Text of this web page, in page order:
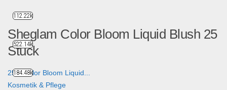
Sheglam Color Bloom Liquid Blush 25
Stück
25 x Color Bloom Liquid...
Kosmetik & Pflege
112.22k
522.14k
184.48k